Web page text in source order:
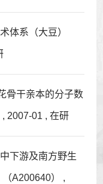
体系（大豆）
骨干亲本的分子数
2007-01 , 在研
下游及南方野生
A200640） ,